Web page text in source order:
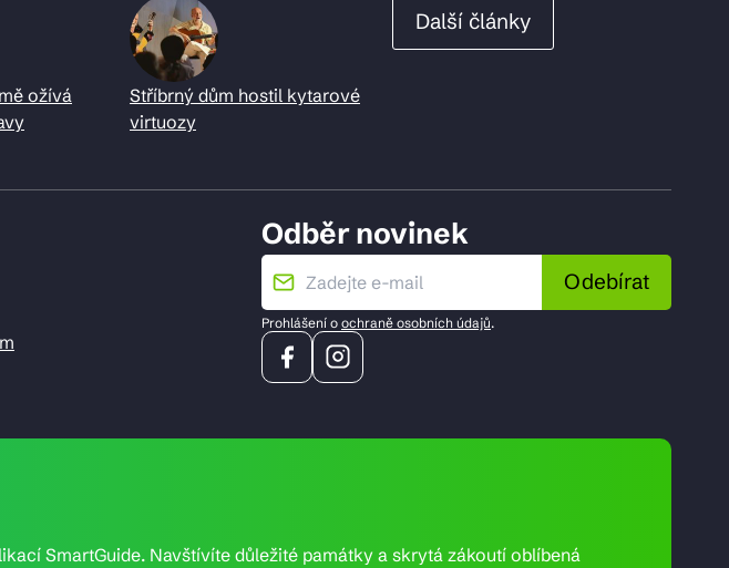
ožívá
Stříbrný dům hostil kytarové
virtuozy
Další články
Odběr novinek
Odebírat
Prohlášení o ochraně osobních údajů.
SmartGuide. Navštívíte důležité památky a skrytá zákoutí oblíbená